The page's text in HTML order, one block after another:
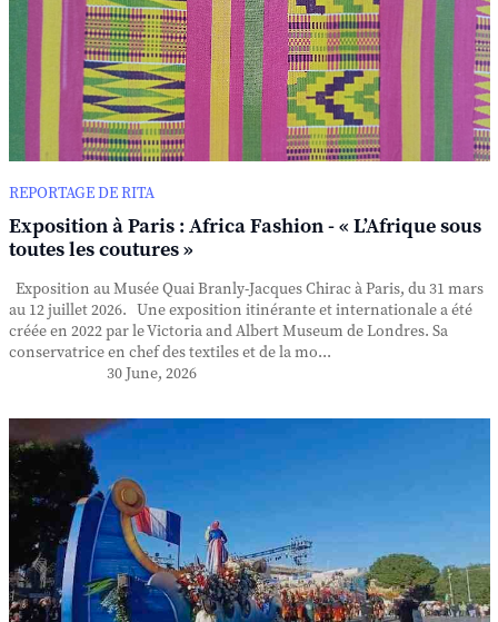
REPORTAGE DE RITA
Exposition à Paris : Africa Fashion - « L’Afrique sous
toutes les coutures »
Exposition au Musée Quai Branly-Jacques Chirac à Paris, du 31 mars
au 12 juillet 2026. Une exposition itinérante et internationale a été
créée en 2022 par le Victoria and Albert Museum de Londres. Sa
conservatrice en chef des textiles et de la mo...
30 June, 2026